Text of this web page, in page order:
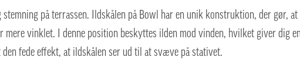
på terrassen. Ildskålen på Bowl har en unik konstruktion, der gør, at
mere vinklet. I denne position beskyttes ilden mod vinden, hvilket giver dig
fede effekt, at ildskålen ser ud til at svæve på stativet.